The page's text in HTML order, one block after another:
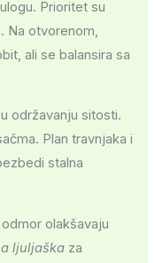
Prioritet su
Na otvorenom,
ali se balansira sa
održavanju sitosti.
Plan travnjaka i
stalna
olakšavaju
ljuljaška za